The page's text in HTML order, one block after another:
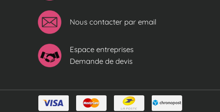
Nous contacter par email
Espace entreprises
Demande de devis